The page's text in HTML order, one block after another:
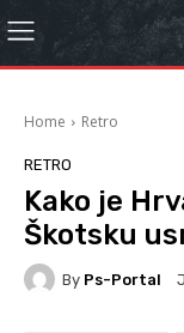
Home Retro
RETRO
Kako je
Škotsku
By Ps-Portal